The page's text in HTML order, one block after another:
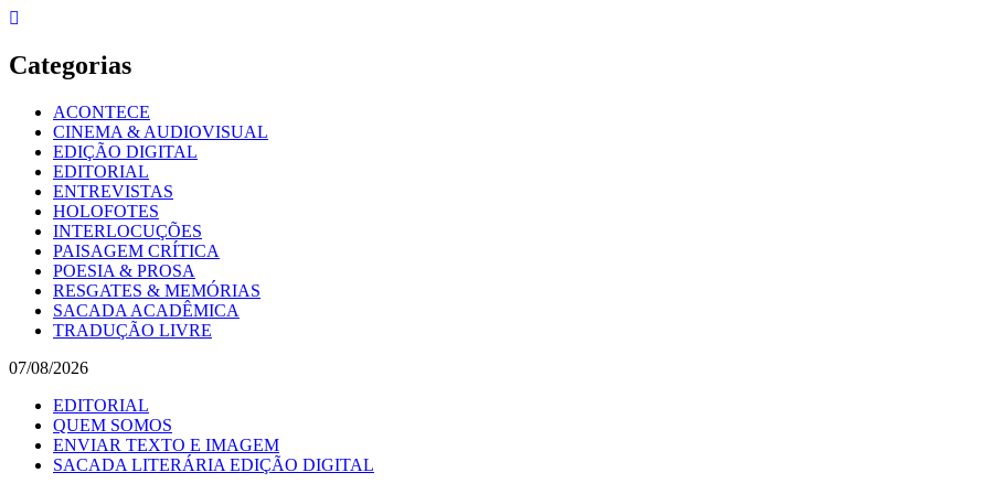
Skip
content
Categorias
ACONTECE
CINEMA & AUDIOVISUAL
EDIÇÃO DIGITAL
EDITORIAL
ENTREVISTAS
HOLOFOTES
INTERLOCUÇÕES
PAISAGEM CRÍTICA
POESIA & PROSA
RESGATES & MEMÓRIAS
SACADA ACADÊMICA
TRADUÇÃO LIVRE
07/08/2026
EDITORIAL
QUEM SOMOS
ENVIAR TEXTO E IMAGEM
SACADA LITERÁRIA EDIÇÃO DIGITAL